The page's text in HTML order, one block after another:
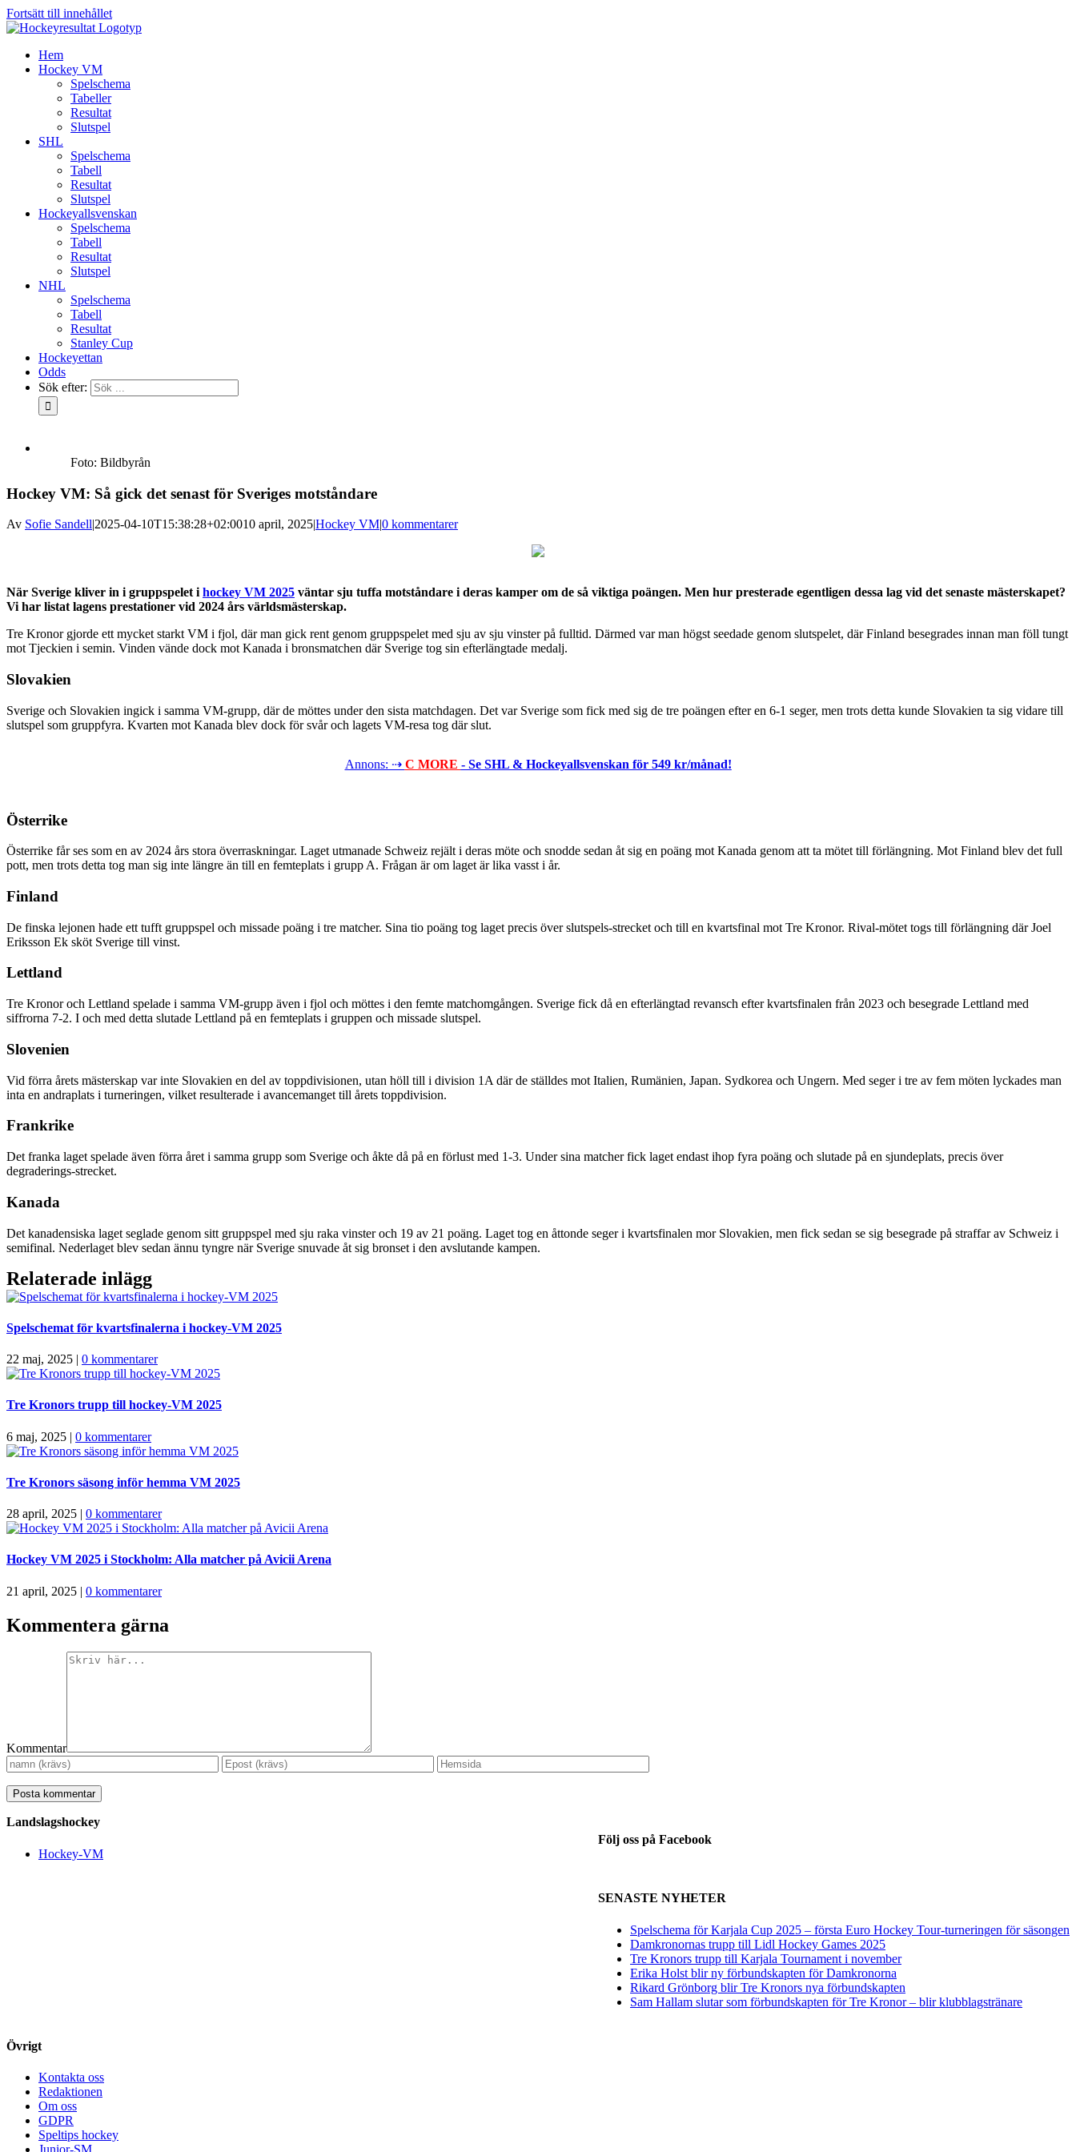
Fortsätt till innehållet
Hem
Hockey VM
Spelschema
Tabeller
Resultat
Slutspel
SHL
Spelschema
Tabell
Resultat
Slutspel
Hockeyallsvenskan
Spelschema
Tabell
Resultat
Slutspel
NHL
Spelschema
Tabell
Resultat
Stanley Cup
Hockeyettan
Odds
Sök efter:
Foto: Bildbyrån
Hockey VM: Så gick det senast för Sveriges motståndare
Av Sofie Sandell|2025-04-10T15:38:28+02:0010 april, 2025|Hockey VM|0 kommentarer
När Sverige kliver in i gruppspelet ihockey VM 2025 väntar sju tuffa motståndare i deras kamper om de så viktiga poängen. Men hur presterade egentligen dessa lag vid det senaste mästerskapet?
Vi har listat lagens prestationer vid 2024 års världsmästerskap.
Tre Kronor gjorde ett mycket starkt VM i fjol, där man gick rent genom gruppspelet med sju av sju vinster på fulltid. Därmed var man högst seedade genom slutspelet, där Finland besegrades innan man föll tungt
mot Tjeckien i semin. Vinden vände dock mot Kanada i bronsmatchen där Sverige tog sin efterlängtade medalj.
Slovakien
Sverige och Slovakien ingick i samma VM-grupp, där de möttes under den sista matchdagen. Det var Sverige som fick med sig de tre poängen efter en 6-1 seger, men trots detta kunde Slovakien ta sig vidare till
slutspel som gruppfyra. Kvarten mot Kanada blev dock för svår och lagets VM-resa tog där slut.
Annons: ⇢ C MORE - Se SHL & Hockeyallsvenskan för 549 kr/månad!
Österrike
Österrike får ses som en av 2024 års stora överraskningar. Laget utmanade Schweiz rejält i deras möte och snodde sedan åt sig en poäng mot Kanada genom att ta mötet till förlängning. Mot Finland blev det full
pott, men trots detta tog man sig inte längre än till en femteplats i grupp A. Frågan är om laget är lika vasst i år.
Finland
De finska lejonen hade ett tufft gruppspel och missade poäng i tre matcher. Sina tio poäng tog laget precis över slutspels-strecket och till en kvartsfinal mot Tre Kronor. Rival-mötet togs till förlängning där Joel
Eriksson Ek sköt Sverige till vinst.
Lettland
Tre Kronor och Lettland spelade i samma VM-grupp även i fjol och möttes i den femte matchomgången. Sverige fick då en efterlängtad revansch efter kvartsfinalen från 2023 och besegrade Lettland med
siffrorna 7-2. I och med detta slutade Lettland på en femteplats i gruppen och missade slutspel.
Slovenien
Vid förra årets mästerskap var inte Slovakien en del av toppdivisionen, utan höll till i division 1A där de ställdes mot Italien, Rumänien, Japan. Sydkorea och Ungern. Med seger i tre av fem möten lyckades man
inta en andraplats i turneringen, vilket resulterade i avancemanget till årets toppdivision.
Frankrike
Det franka laget spelade även förra året i samma grupp som Sverige och åkte då på en förlust med 1-3. Under sina matcher fick laget endast ihop fyra poäng och slutade på en sjundeplats, precis över
degraderings-strecket.
Kanada
Det kanadensiska laget seglade genom sitt gruppspel med sju raka vinster och 19 av 21 poäng. Laget tog en åttonde seger i kvartsfinalen mor Slovakien, men fick sedan se sig besegrade på straffar av Schweiz i
semifinal. Nederlaget blev sedan ännu tyngre när Sverige snuvade åt sig bronset i den avslutande kampen.
Relaterade inlägg
Spelschemat för kvartsfinalerna i hockey-VM 2025
22 maj, 2025 | 0 kommentarer
Tre Kronors trupp till hockey-VM 2025
6 maj, 2025 | 0 kommentarer
Tre Kronors säsong inför hemma VM 2025
28 april, 2025 | 0 kommentarer
Hockey VM 2025 i Stockholm: Alla matcher på Avicii Arena
21 april, 2025 | 0 kommentarer
Kommentera gärna
Kommentar
Följ oss på Facebook
SENASTE NYHETER
Spelschema för Karjala Cup 2025 – första Euro Hockey Tour-turneringen för säsongen
Damkronornas trupp till Lidl Hockey Games 2025
Tre Kronors trupp till Karjala Tournament i november
Erika Holst blir ny förbundskapten för Damkronorna
Rikard Grönborg blir Tre Kronors nya förbundskapten
Sam Hallam slutar som förbundskapten för Tre Kronor – blir klubblagstränare
Landslagshockey
Hockey-VM
Övrigt
Kontakta oss
Redaktionen
Om oss
GDPR
Speltips hockey
Junior-SM